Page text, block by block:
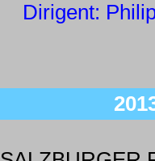
Dirigent: